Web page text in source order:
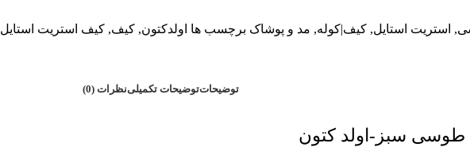
, استریت استایل, کیف|کوله, مد و پوشاک برچسب ها اولدکتون, کیف, کیف استریت استایل
توضیحاتتوضیحات تکمیلینظرات (0)
طوسی سبز-اولد کتون